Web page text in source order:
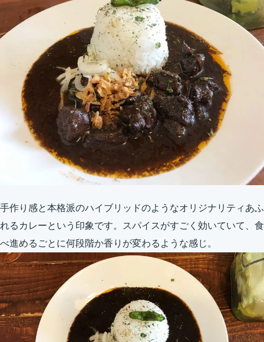
手作り感と本格派のハイブリッドのようなオリジナリティあふ
れるカレーという印象です。スパイスがすごく効いていて、食
べ進めるごとに何段階か香りが変わるような感じ。